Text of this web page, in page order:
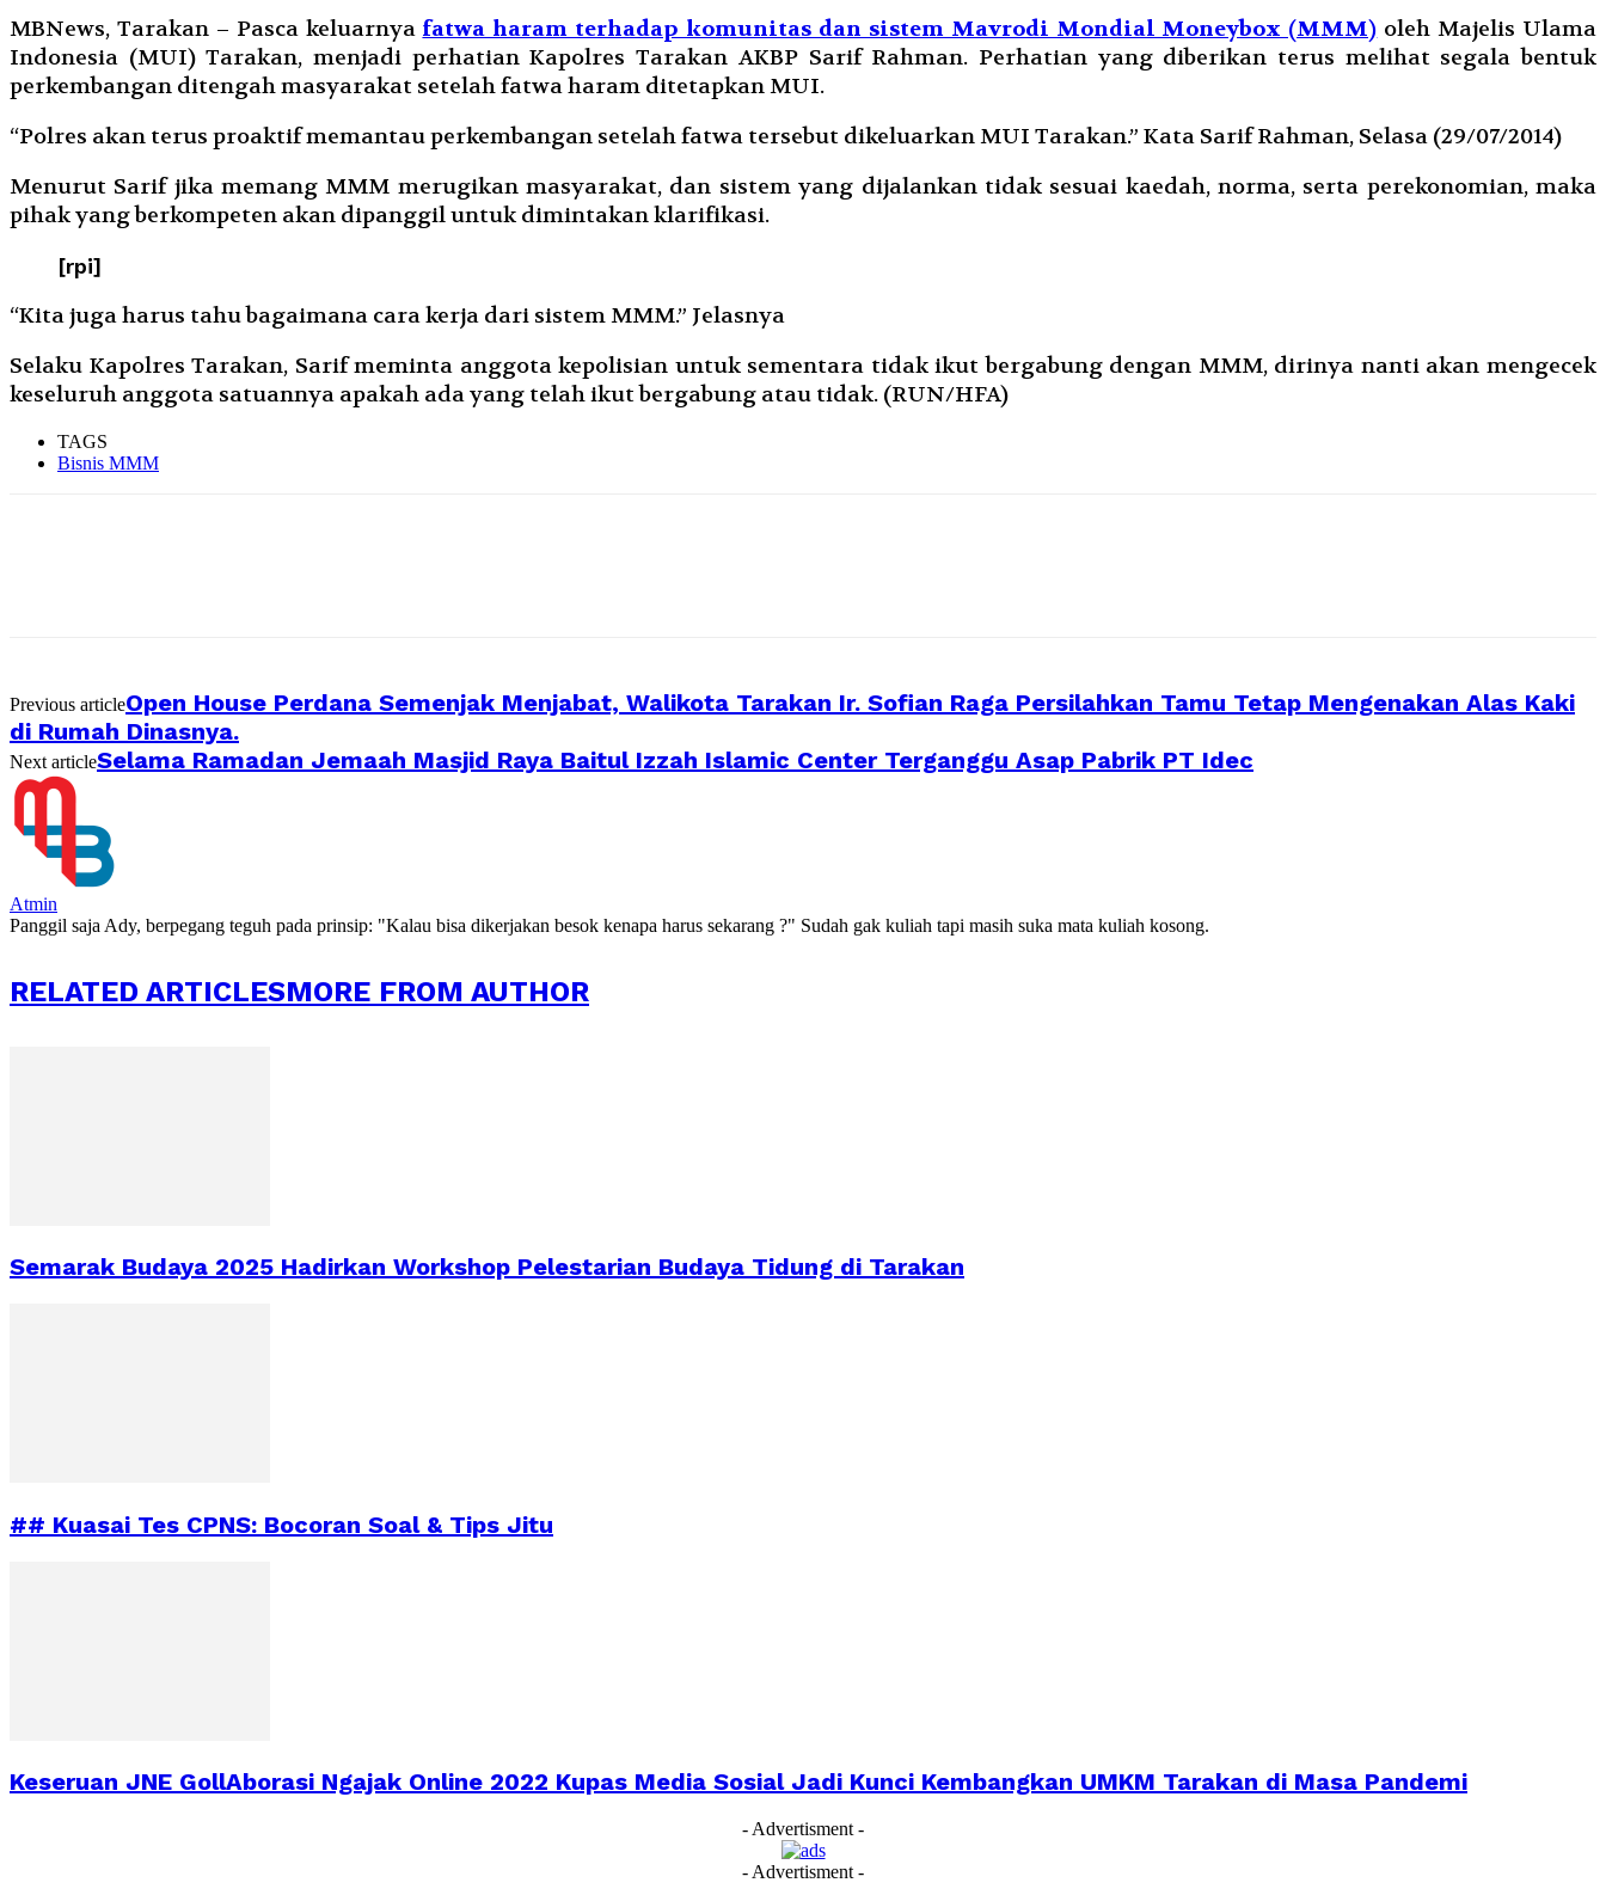
MBNews, Tarakan – Pasca keluarnya fatwa haram terhadap komunitas dan sistem Mavrodi Mondial Moneybox (MMM) oleh Majelis Ulama
Indonesia (MUI) Tarakan, menjadi perhatian Kapolres Tarakan AKBP Sarif Rahman. Perhatian yang diberikan terus melihat segala bentuk
perkembangan ditengah masyarakat setelah fatwa haram ditetapkan MUI.
“Polres akan terus proaktif memantau perkembangan setelah fatwa tersebut dikeluarkan MUI Tarakan.” Kata Sarif Rahman, Selasa (29/07/2014)
Menurut Sarif jika memang MMM merugikan masyarakat, dan sistem yang dijalankan tidak sesuai kaedah, norma, serta perekonomian, maka
pihak yang berkompeten akan dipanggil untuk dimintakan klarifikasi.
[rpi]
“Kita juga harus tahu bagaimana cara kerja dari sistem MMM.” Jelasnya
Selaku Kapolres Tarakan, Sarif meminta anggota kepolisian untuk sementara tidak ikut bergabung dengan MMM, dirinya nanti akan mengecek
keseluruh anggota satuannya apakah ada yang telah ikut bergabung atau tidak. (RUN/HFA)
TAGS
Bisnis MMM
Previous articleOpen House Perdana Semenjak Menjabat, Walikota Tarakan Ir. Sofian Raga Persilahkan Tamu Tetap Mengenakan Alas Kaki
di Rumah Dinasnya.
Next articleSelama Ramadan Jemaah Masjid Raya Baitul Izzah Islamic Center Terganggu Asap Pabrik PT Idec
Atmin
Panggil saja Ady, berpegang teguh pada prinsip: "Kalau bisa dikerjakan besok kenapa harus sekarang ?" Sudah gak kuliah tapi masih suka mata kuliah kosong.
RELATED ARTICLESMORE FROM AUTHOR
Semarak Budaya 2025 Hadirkan Workshop Pelestarian Budaya Tidung di Tarakan
## Kuasai Tes CPNS: Bocoran Soal & Tips Jitu
Keseruan JNE GollAborasi Ngajak Online 2022 Kupas Media Sosial Jadi Kunci Kembangkan UMKM Tarakan di Masa Pandemi
- Advertisment -
- Advertisment -